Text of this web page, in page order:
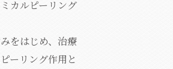
カルピーリング
をはじめ、治療
ーリング作用と